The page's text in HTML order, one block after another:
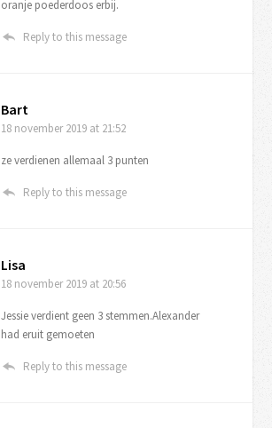
oranje poederdoos erbij.
Reply to this message
Bart
18 november 2019 at 21:52
ze verdienen allemaal 3 punten
Reply to this message
Lisa
18 november 2019 at 20:56
Jessie verdient geen 3 stemmen.Alexander
had eruit gemoeten
Reply to this message